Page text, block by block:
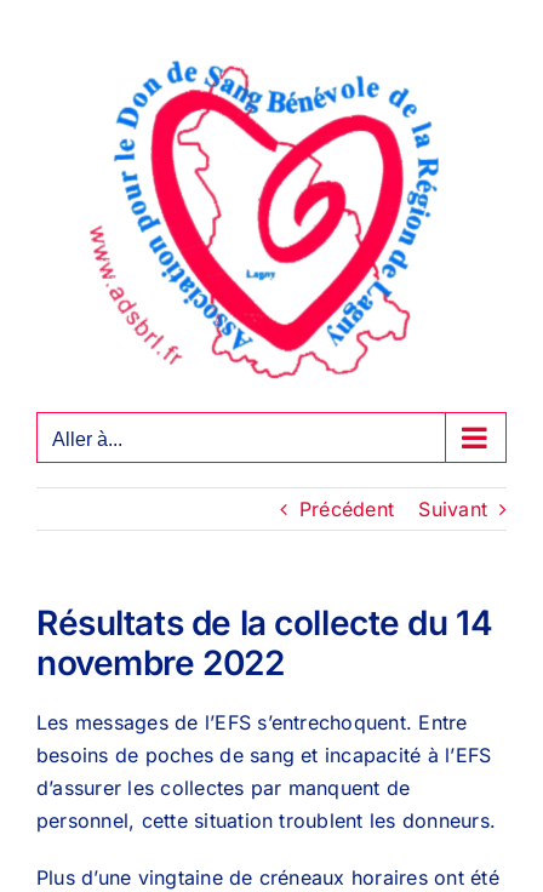
Aller à...
Précédent Suivant
Résultats de la collecte du 14
novembre 2022
Les messages de l’EFS s’entrechoquent. Entre
besoins de poches de sang et incapacité à l’EFS
d’assurer les collectes par manquent de
personnel, cette situation troublent les donneurs.
Plus d’une vingtaine de créneaux horaires ont été